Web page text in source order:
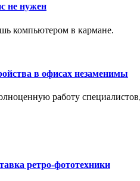
не нужен
компьютером в кармане.
в офисах незаменимы
работу
ретро-фототехники